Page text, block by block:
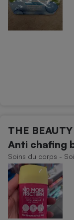
THE
Anti chafing
Soins du corps -